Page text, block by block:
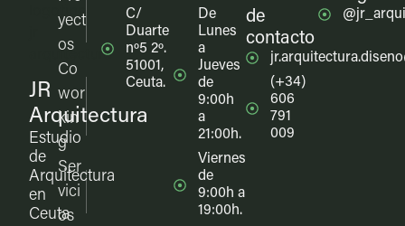
JR
Arquitectura
Estudio
de
Arquitectura
en
Ceuta
yect
os
Co
wor
kin
g
Ser
vici
os
C/
Duarte
nº5 2º.
51001,
Ceuta.
De
Lunes
a
Jueves
de
9:00h
a
21:00h.
Viernes
de
9:00h a
19:00h.
de
contacto
(+34)
606
791
009